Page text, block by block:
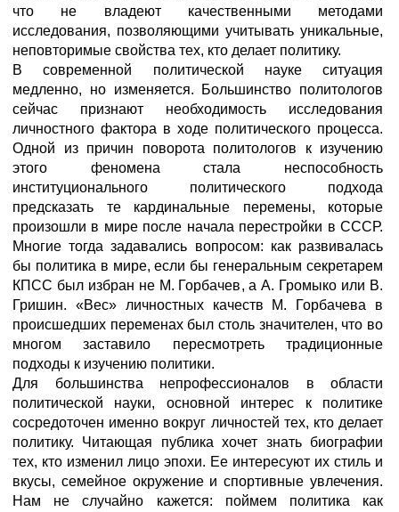
что не владеют качественными методами
исследования, позволяющими учитывать уникальные,
неповторимые свойства тех, кто делает политику.
В современной политической науке ситуация
медленно, но изменяется. Большинство политологов
сейчас признают необходимость исследования
личностного фактора в ходе политического процесса.
Одной из причин поворота политологов к изучению
этого феномена стала неспособность
институционального политического подхода
предсказать те кардинальные перемены, которые
произошли в мире после начала перестройки в СССР.
Многие тогда задавались вопросом: как развивалась
бы политика в мире, если бы генеральным секретарем
КПСС был избран не М. Горбачев, а А. Громыко или В.
Гришин. «Вес» личностных качеств М. Горбачева в
происшедших переменах был столь значителен, что во
многом заставило пересмотреть традиционные
подходы к изучению политики.
Для большинства непрофессионалов в области
политической науки, основной интерес к политике
сосредоточен именно вокруг личностей тех, кто делает
политику. Читающая публика хочет знать биографии
тех, кто изменил лицо эпохи. Ее интересуют их стиль и
вкусы, семейное окружение и спортивные увлечения.
Нам не случайно кажется: поймем политика как